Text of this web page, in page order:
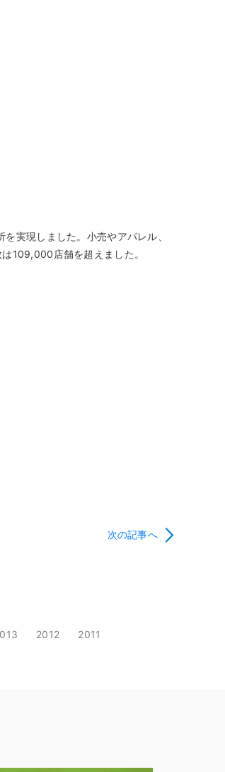
実現しました。小売やアパレル、
109,000店舗を超えました。
次の記事へ
2012 2011